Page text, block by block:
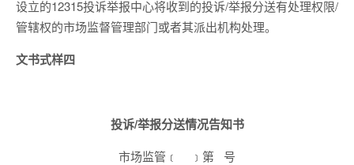
设立的12315投诉举报中心将收到的投诉/举报分送有处理权限/
管辖权的市场监督管理部门或者其派出机构处理。
文书式样四
投诉/举报分送情况告知书
市场监管﹝ ﹞第 号